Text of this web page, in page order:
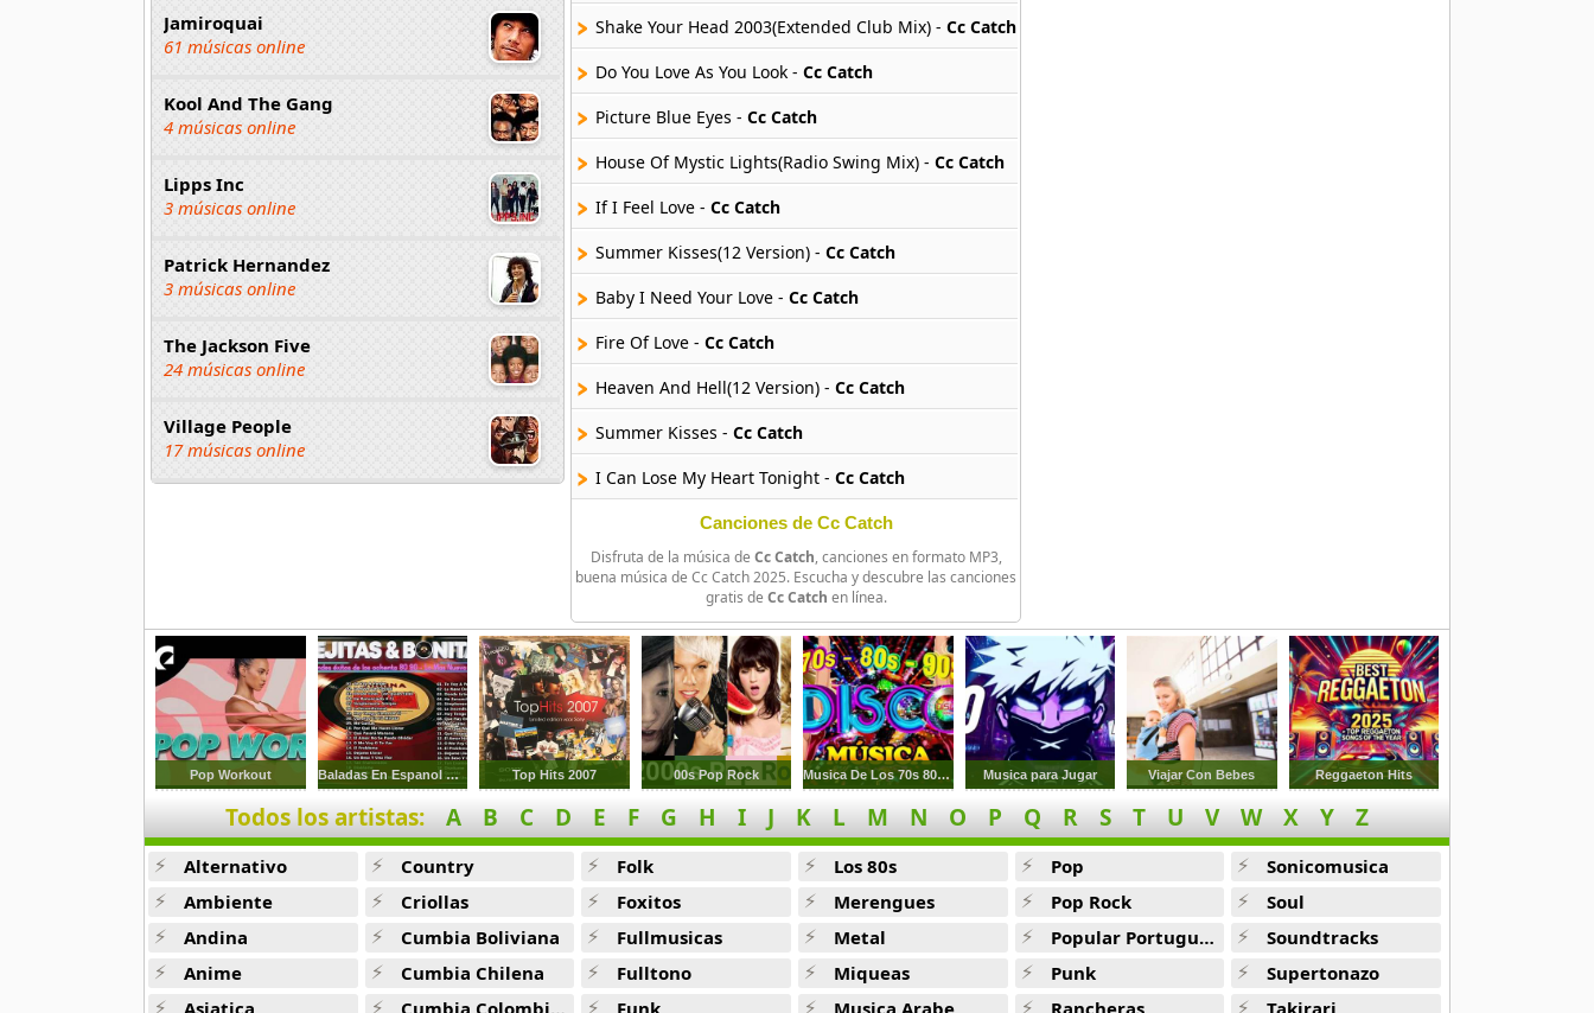
Jamiroquai
61 músicas online
Kool And The Gang
4 músicas online
Lipps Inc
3 músicas online
Patrick Hernandez
3 músicas online
The Jackson Five
24 músicas online
Village People
17 músicas online
Shake Your Head 2003(Extended Club Mix) - Cc Catch
Do You Love As You Look - Cc Catch
Picture Blue Eyes - Cc Catch
House Of Mystic Lights(Radio Swing Mix) - Cc Catch
If I Feel Love - Cc Catch
Summer Kisses(12 Version) - Cc Catch
Baby I Need Your Love - Cc Catch
Fire Of Love - Cc Catch
Heaven And Hell(12 Version) - Cc Catch
Summer Kisses - Cc Catch
I Can Lose My Heart Tonight - Cc Catch
Back Seat Of Your Cadillac(12 Version) -
Heartbreak Hotel -Cc Catch
Are You Man Enough(Long Version Muscle Mix) -
Heaven And Hell -Cc Catch
Nithing But A Heartache(12 Version) -Cc Catch
How Does It Feel -Cc Catch
You Shot A Hole In My Soul -Cc Catch
Smoky Joe S Cafe -Cc Catch
Don T Shoot My Sheriff Tonight -
Cc Catch
Don T Wait Too Long -
Cc Catch
Canciones de Cc Catch
Disfruta de la música de Cc Catch, canciones en formato MP3,
buena música de Cc Catch 2025. Escucha y descubre las canciones
gratis de Cc Catch en línea.
Pop Workout Baladas En Espanol De Los 80s Top Hits 2007 00s Pop Rock Musica De Los 70s 80s 90s Musica para Jugar Viajar Con Bebes Reggaeton Hits
Todos los artistas: A B C D E F G H I J K L M N O P Q R S T U V W X Y Z
Alternativo
Ambiente
Andina
Anime
Asiatica
Country
Criollas
Cumbia Boliviana
Cumbia Chilena
Cumbia Colombiana
Folk
Foxitos
Fullmusicas
Fulltono
Funk
Los 80s
Merengues
Metal
Miqueas
Musica Arabe
Pop
Pop Rock
Popular Portuguesa
Punk
Rancheras
Sonicomusica
Soul
Soundtracks
Supertonazo
Takirari